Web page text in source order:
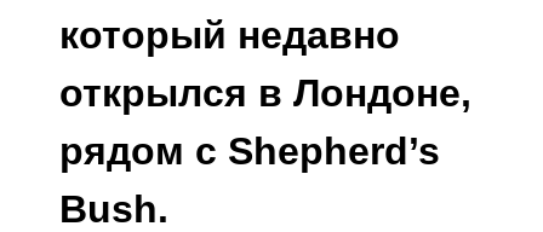
который недавно
открылся в Лондоне,
рядом с Shepherd’s
Bush.